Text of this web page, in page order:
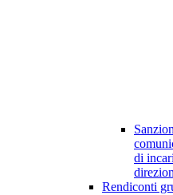
di
Rendiconti